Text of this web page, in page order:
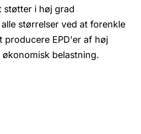
støtter i høj grad
størrelser ved at forenkle
producere EPD'er af høj
belastning.